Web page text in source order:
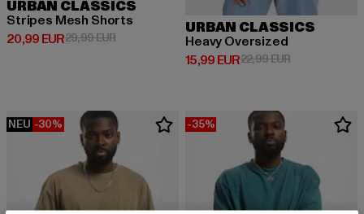
URBAN CLASSICS
Stripes Mesh Shorts
20,99 EUR
Derzeitiger Preis: 20,99 EUR
29,99 EURAktionspreis: 29,99 EUR
URBAN CLASSICS
Heavy Oversized
15,99 EUR
Derzeitiger Preis: 15,99 EUR
22,99 EURAktionspreis:
NEU -30% -35%